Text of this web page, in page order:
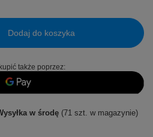
Dodaj do koszyka
także poprzez:
w środę (71 szt. w magazynie)